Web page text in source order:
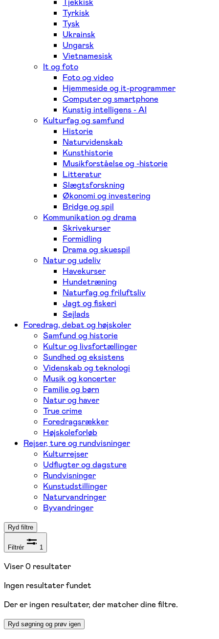
Tyrkisk
Tysk
Ukrainsk
Ungarsk
Vietnamesisk
It og foto
Foto og video
Hjemmeside og it-programmer
Computer og smartphone
Kunstig intelligens - AI
Kulturfag og samfund
Historie
Naturvidenskab
Kunsthistorie
Musikforståelse og -historie
Litteratur
Slægtsforskning
Økonomi og investering
Bridge og spil
Kommunikation og drama
Skrivekurser
Formidling
Drama og skuespil
Natur og udeliv
Havekurser
Hundetræning
Naturfag og friluftsliv
Jagt og fiskeri
Sejlads
Foredrag, debat og højskoler
Samfund og historie
Kultur og livsfortællinger
Sundhed og eksistens
Videnskab og teknologi
Musik og koncerter
Familie og børn
Natur og haver
True crime
Foredragsrækker
Højskoleforløb
Rejser, ture og rundvisninger
Kulturrejser
Udflugter og dagsture
Rundvisninger
Kunstudstillinger
Naturvandringer
Byvandringer
Ryd filtre
Filtrér 1
Viser0 resultater
Ingen resultater fundet
Der er ingen resultater, der matcher dine filtre.
Ryd søgning og prøv igen